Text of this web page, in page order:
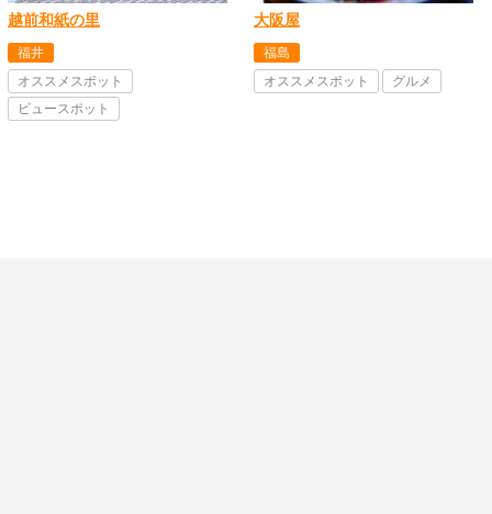
越前和紙の里
福井
オススメスポット
ビュースポット
大阪屋
福島
オススメスポット
グルメ